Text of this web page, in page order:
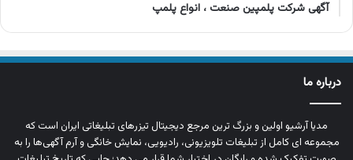
آگهی شرکت پلمپین صنعت ، انواع پلمپ
درباره ما
مدیا آرشیو اولین و بزرگ‌ ترین مرجع دیجیتال تیزرهای تبلیغاتی ایران است که
مجموعه‌ ای کامل از تبلیغات تلویزیونی، رادیویی، نمایش خانگی و آرم‌ آگهی‌ها را به‌